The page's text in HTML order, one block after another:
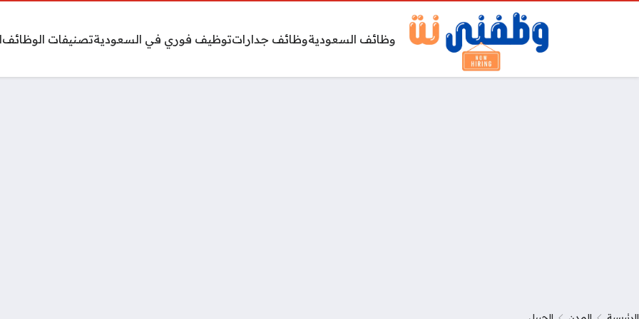
وظائف السعوديةوظائف جداراتتوظيف فوري في السعوديةتصنيفات الوظائف